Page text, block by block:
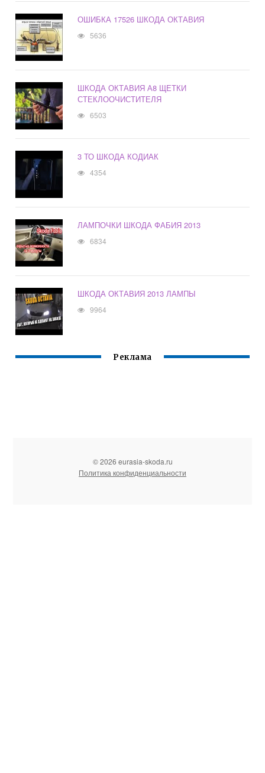
ОШИБКА 17526 ШКОДА ОКТАВИЯ
5636
ШКОДА ОКТАВИЯ А8 ЩЕТКИ
СТЕКЛООЧИСТИТЕЛЯ
6503
3 ТО ШКОДА КОДИАК
4354
ЛАМПОЧКИ ШКОДА ФАБИЯ 2013
6834
ШКОДА ОКТАВИЯ 2013 ЛАМПЫ
9964
Реклама
© 2026 eurasia-skoda.ru
Политика конфиденциальности